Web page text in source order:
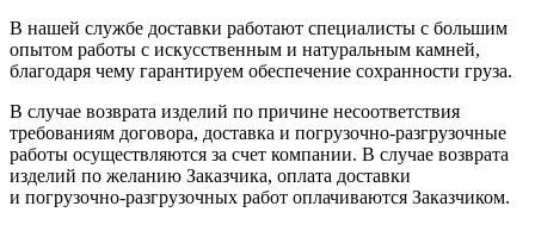
В нашей службе доставки работают специалисты с большим
опытом работы с искусственным и натуральным камней,
благодаря чему гарантируем обеспечение сохранности груза.
В случае возврата изделий по причине несоответствия
требованиям договора, доставка и погрузочно-разгрузочные
работы осуществляются за счет компании. В случае возврата
изделий по желанию Заказчика, оплата доставки
и погрузочно-разгрузочных работ оплачиваются Заказчиком.